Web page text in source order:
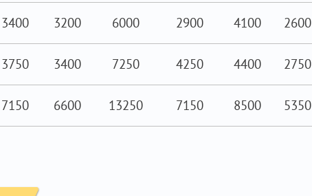
3400 3200 6000 2900 4100 2600
3750 3400 7250 4250 4400 2750
7150 6600 13250 7150 8500 5350